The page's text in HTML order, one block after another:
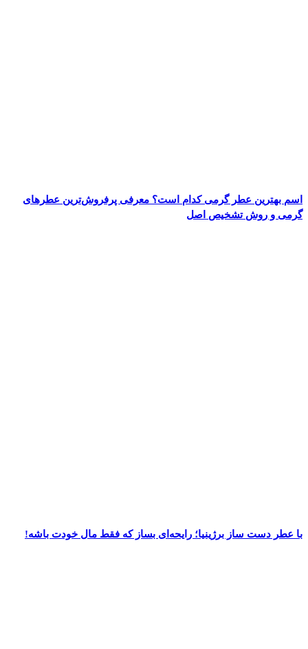
اسم بهترین عطر گرمی کدام است؟ معرفی پرفروش‌ترین عطرهای
گرمی و روش تشخیص اصل
با عطر دست‌ ساز برژینیا؛ رایحه‌ای بساز که فقط مال خودت باشه!